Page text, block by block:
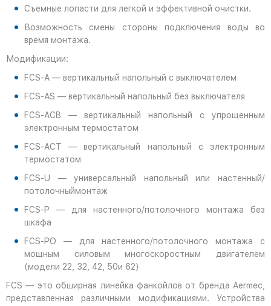
Съемные лопасти для легкой и эффективной очистки.
Возможность смены стороны подключения воды во
время монтажа.
Модификации:
FCS-A — вертикальный напольный с выключателем
FCS-AS — вертикальный напольный без выключателя
FCS-ACB — вертикальный напольный с упрощенным
электронным термостатом
FCS-ACT — вертикальный напольный с электронным
термостатом
FCS-U — универсальный напольный или настенный/
потолочныймонтаж
FCS-P — для настенного/потолочного монтажа без
шкафа
FCS-PO — для настенного/потолочного монтажа с
мощным силовым многоскоростным двигателем
(модели 22, 32, 42, 50и 62)
FCS — это обширная линейка фанкойлов от бренда Aermec,
представленная различными модификациями. Устройства